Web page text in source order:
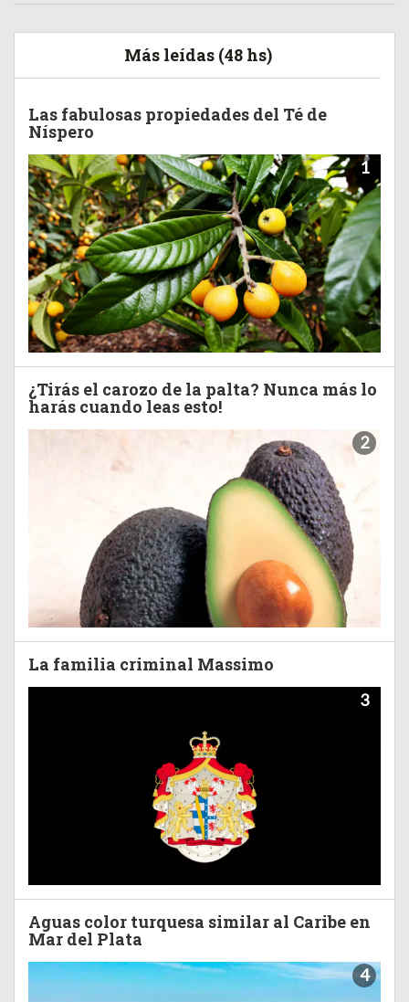
Más leídas (48 hs)
Las fabulosas propiedades del Té de
Níspero
1
¿Tirás el carozo de la palta? Nunca más lo
harás cuando leas esto!
2
La familia criminal Massimo
3
Aguas color turquesa similar al Caribe en
Mar del Plata
4